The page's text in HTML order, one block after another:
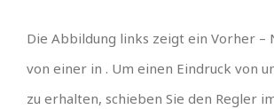
Die Abbildung links zeigt ein Vorher –
von einer in . Um einen Eindruck von
zu erhalten, schieben Sie den Regler